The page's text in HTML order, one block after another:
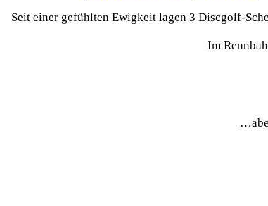
Seit einer gefühlten Ewigkeit lagen 3 Discgolf-
Im